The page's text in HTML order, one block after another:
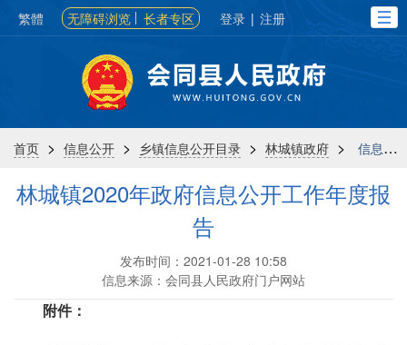
繁體 无障碍浏览 长者专区 登录 | 注册
首页 > 信息公开 > 乡镇信息公开目录 > 林城镇政府 > 信息公开年报
林城镇2020年政府信息公开工作年度报
告
发布时间：2021-01-28 10:58
信息来源：会同县人民政府门户网站
附件：